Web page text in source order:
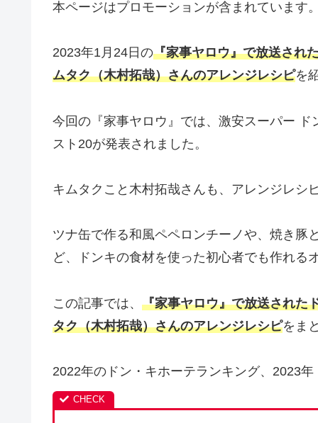
本ページはプロモーションが含まれています
2023年1月24日の『家事ヤロウ』で放送され
ムタク（木村拓哉）さんのアレンジレシピを
今回の『家事ヤロウ』では、激安スーパー
スト20が発表されました。
キムタクこと木村拓哉さんも、アレンジレシ
ツナ缶で作る和風ペペロンチーノや、焼き豚
ど、ドンキの食材を使った初心者でも作れる
この記事では、 『家事ヤロウ』で放送された
タク（木村拓哉）さんのアレンジレシピをま
2022年のドン・キホーテランキング、2023